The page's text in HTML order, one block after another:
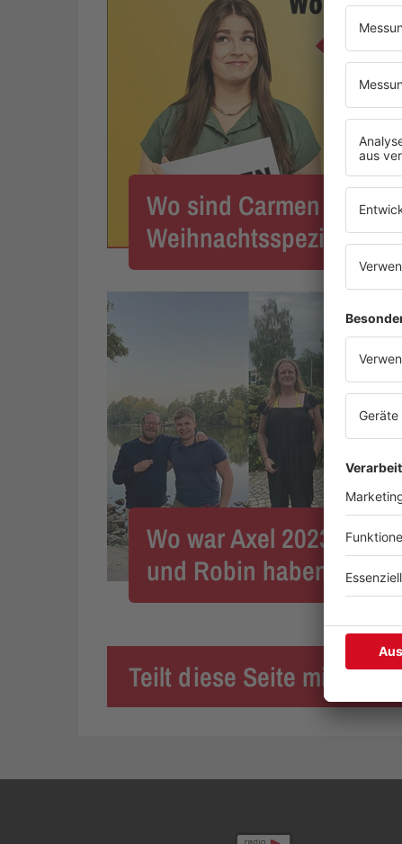
Wo sind Carmen und
Weihnachtsspezial
Wo war Axel 2023? Jan-
und Robin haben ihn
Teilt diese Seite mit